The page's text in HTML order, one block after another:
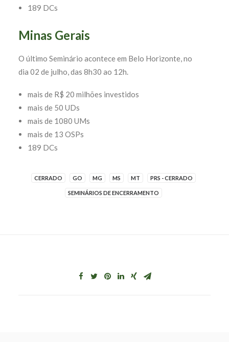
189 DCs
Minas Gerais
O último Seminário acontece em Belo Horizonte, no
dia 02 de julho, das 8h30 ao 12h.
mais de R$ 20 milhões investidos
mais de 50 UDs
mais de 1080 UMs
mais de 13 OSPs
189 DCs
CERRADO GO MG MS MT PRS - CERRADO
SEMINÁRIOS DE ENCERRAMENTO